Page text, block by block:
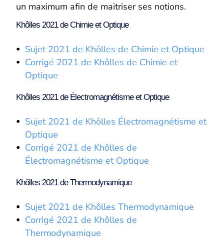
un maximum afin de maitriser ses notions.
Khôlles 2021 de Chimie et Optique
Sujet 2021 de Khôlles de Chimie et Optique
Corrigé 2021 de Khôlles de Chimie et
Optique
Khôlles 2021 de Électromagnétisme et Optique
Sujet 2021 de Khôlles Électromagnétisme et
Optique
Corrigé 2021 de Khôlles de
Électromagnétisme et Optique
Khôlles 2021 de Thermodynamique
Sujet 2021 de Khôlles Thermodynamique
Corrigé 2021 de Khôlles de
Thermodynamique